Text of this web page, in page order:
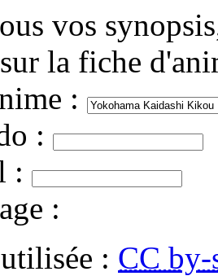
vos
la fiche
:
:
:
:
: CC by-